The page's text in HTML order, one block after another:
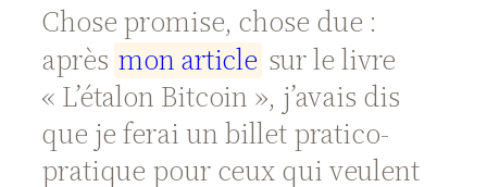
Chose promise, chose due :
après monarticle sur le livre
« L’étalon Bitcoin », j’avais dis
que je ferai un billet pratico-
pratique pour ceux qui veulent